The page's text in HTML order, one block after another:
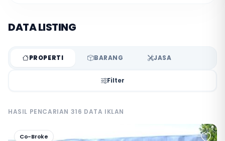
DATA LISTING
PROPERTI BARANG JASA
Filter
HASIL PENCARIAN 316 DATA IKLAN
Co-Broke